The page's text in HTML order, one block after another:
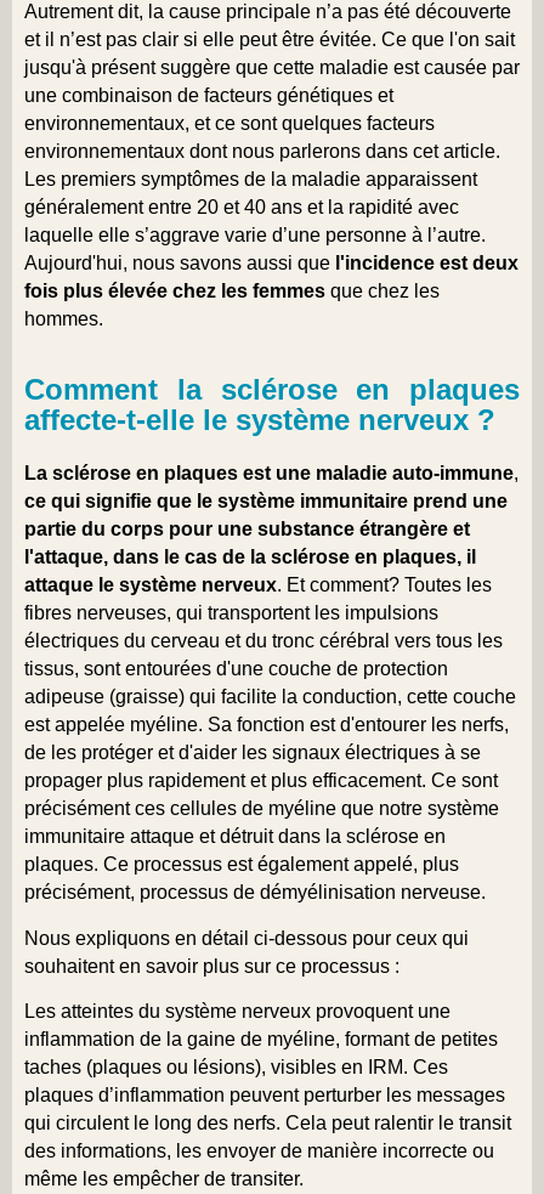
Autrement dit, la cause principale n’a pas été découverte
et il n’est pas clair si elle peut être évitée. Ce que l'on sait
jusqu'à présent suggère que cette maladie est causée par
une combinaison de facteurs génétiques et
environnementaux, et ce sont quelques facteurs
environnementaux dont nous parlerons dans cet article.
Les premiers symptômes de la maladie apparaissent
généralement entre 20 et 40 ans et la rapidité avec
laquelle elle s’aggrave varie d’une personne à l’autre.
Aujourd'hui, nous savons aussi que l'incidence est deux
fois plus élevée chez les femmes que chez les
hommes.
Comment la sclérose en plaques
affecte-t-elle le système nerveux ?
La sclérose en plaques est une maladie auto-immune,
ce qui signifie que le système immunitaire prend une
partie du corps pour une substance étrangère et
l'attaque, dans le cas de la sclérose en plaques, il
attaque le système nerveux. Et comment? Toutes les
fibres nerveuses, qui transportent les impulsions
électriques du cerveau et du tronc cérébral vers tous les
tissus, sont entourées d'une couche de protection
adipeuse (graisse) qui facilite la conduction, cette couche
est appelée myéline. Sa fonction est d'entourer les nerfs,
de les protéger et d'aider les signaux électriques à se
propager plus rapidement et plus efficacement. Ce sont
précisément ces cellules de myéline que notre système
immunitaire attaque et détruit dans la sclérose en
plaques. Ce processus est également appelé, plus
précisément, processus de démyélinisation nerveuse.
Nous expliquons en détail ci-dessous pour ceux qui
souhaitent en savoir plus sur ce processus :
Les atteintes du système nerveux provoquent une
inflammation de la gaine de myéline, formant de petites
taches (plaques ou lésions), visibles en IRM. Ces
plaques d’inflammation peuvent perturber les messages
qui circulent le long des nerfs. Cela peut ralentir le transit
des informations, les envoyer de manière incorrecte ou
même les empêcher de transiter.